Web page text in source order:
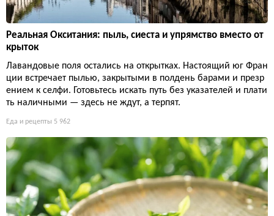
Реальная Окситания: пыль, сиеста и упрямство вместо от
крыток
Лавандовые поля остались на открытках. Настоящий юг Фран
ции встречает пылью, закрытыми в полдень барами и презр
ением к селфи. Готовьтесь искать путь без указателей и плати
ть наличными — здесь не ждут, а терпят.
Еда и рецепты 5 962